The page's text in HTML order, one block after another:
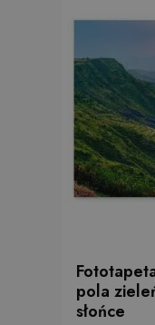
pola
słońce